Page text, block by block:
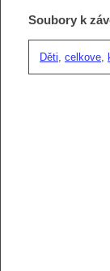
Soubory k
Děti celkove